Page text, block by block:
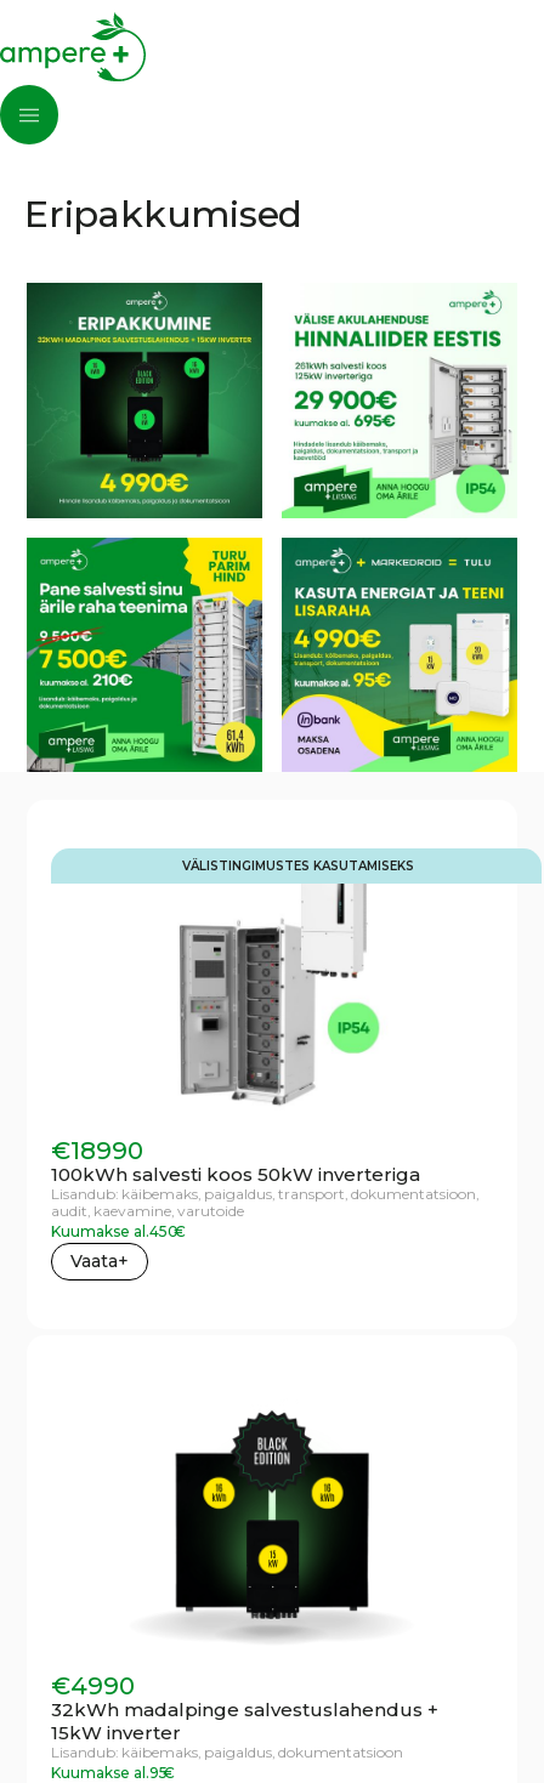
Eripakkumised
VÄLISTINGIMUSTES KASUTAMISEKS
€18990
100kWh salvesti koos 50kW inverteriga
Lisandub: käibemaks, paigaldus, transport, dokumentatsioon,
audit, kaevamine, varutoide
Kuumakse al.450€
Vaata+
€4990
32kWh madalpinge salvestuslahendus +
15kW inverter
Lisandub: käibemaks, paigaldus, dokumentatsioon
Kuumakse al.95€